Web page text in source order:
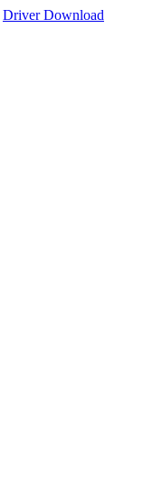
Driver Download